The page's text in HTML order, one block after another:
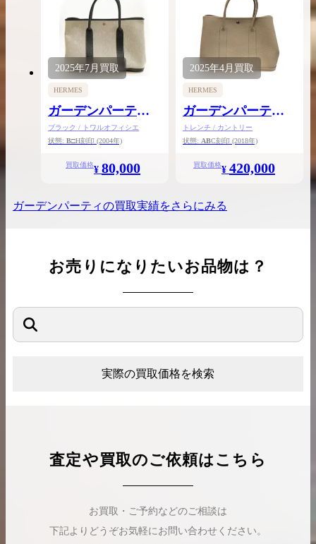
2025年7月 買取
HERMES
ガーデンパーティ
PM
ブラック / トワルオフィシエ
状態: B□H刻印 (2004年)
買取価格¥ 80,000
2025年4月 買取
HERMES
ガーデンパーティ
PM
トレンチ / カントリー
状態: ABC刻印 (2018年)
買取価格¥ 420,000
ガーデンパーティの買取実績をさらにみる
お売りになりたいお品物は？
実際の買取価格を検索
査定や買取のご依頼はこちら
お買取・ご予約などのご相談は
下記よりどうぞお気軽にお問い合わせください。